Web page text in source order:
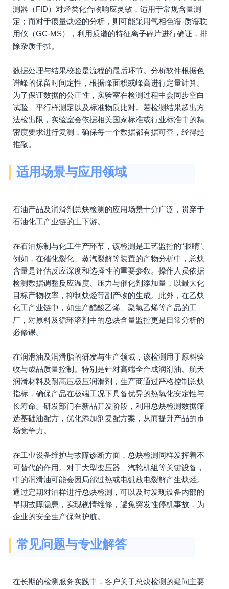
测器（FID）对烃类化合物响应灵敏，适用于常规含量测
定；而对于痕量炔烃的分析，则可能采用气相色谱-质谱联
用仪（GC-MS），利用质谱的特征离子碎片进行确证，排
除杂质干扰。
数据处理与结果校验是流程的最后环节。分析软件根据色
谱峰的保留时间定性，根据峰面积或峰高进行定量计算。
为了保证数据的公正性，实验室在检测过程中会同步空白
试验、平行样测定以及标准物质比对。若检测结果超出方
法检出限，实验室会依据相关国家标准或行业标准中的精
密度要求进行复测，确保每一个数据都有据可查，经得起
推敲。
适用场景与应用领域
石油产品及润滑剂总炔检测的应用场景十分广泛，贯穿于
石油化工产业链的上下游。
在石油炼制与化工生产环节，该检测是工艺监控的“眼睛”。
例如，在催化裂化、蒸汽裂解等装置的产物分析中，总炔
含量是评估反应深度和选择性的重要参数。操作人员依据
检测数据调整反应温度、压力与催化剂添加量，以最大化
目标产物收率，抑制炔烃等副产物的生成。此外，在乙炔
化工产业链中，如生产醋酸乙烯、聚氯乙烯等产品的工
厂，对原料及循环溶剂中的总炔含量监控更是日常分析的
必修课。
在润滑油及润滑脂的研发与生产领域，该检测用于原料验
收与成品质量控制。特别是针对高端全合成润滑油、航天
润滑材料及耐高压极压润滑剂，生产商通过严格控制总炔
指标，确保产品在极端工况下具备优异的热氧化安定性与
长寿命。研发部门在新品开发阶段，利用总炔检测数据筛
选基础油配方，优化添加剂复配方案，从而提升产品的市
场竞争力。
在工业设备维护与故障诊断方面，总炔检测同样发挥着不
可替代的作用。对于大型变压器、汽轮机组等关键设备，
中的润滑油可能会因局部过热或电弧放电裂解产生炔烃。
通过定期对油样进行总炔检测，可以及时发现设备内部的
早期故障隐患，实现视情维修，避免突发性停机事故，为
企业的安全生产保驾护航。
常见问题与专业解答
在长期的检测服务实践中，客户关于总炔检测的疑问主要